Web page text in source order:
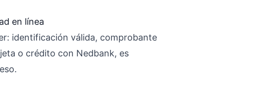
en línea
identificación válida, comprobante
o crédito con Nedbank, es